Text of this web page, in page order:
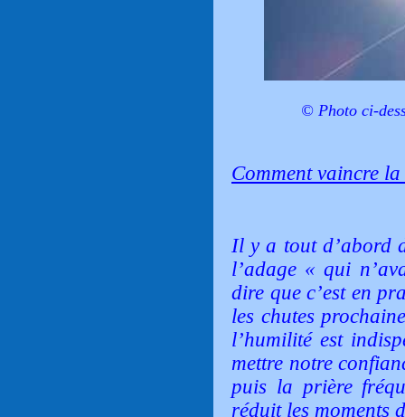
© Photo ci-
Comment vaincre
Il y a tout d’abord
l’adage « qui
dire que c’est en
les chutes
l’humilité est
mettre notre
puis la prière
réduit les moments